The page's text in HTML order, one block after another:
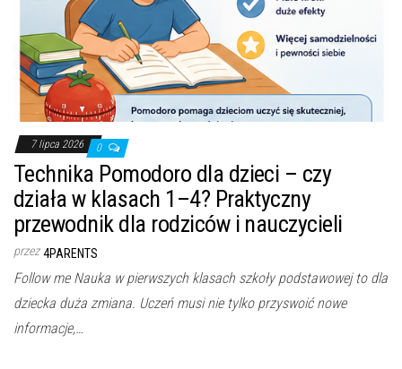
7 lipca 2026 0
Technika Pomodoro dla dzieci – czy
działa w klasach 1–4? Praktyczny
przewodnik dla rodziców i nauczycieli
przez 4PARENTS
Follow me Nauka w pierwszych klasach szkoły podstawowej to dla
dziecka duża zmiana. Uczeń musi nie tylko przyswoić nowe
informacje,…